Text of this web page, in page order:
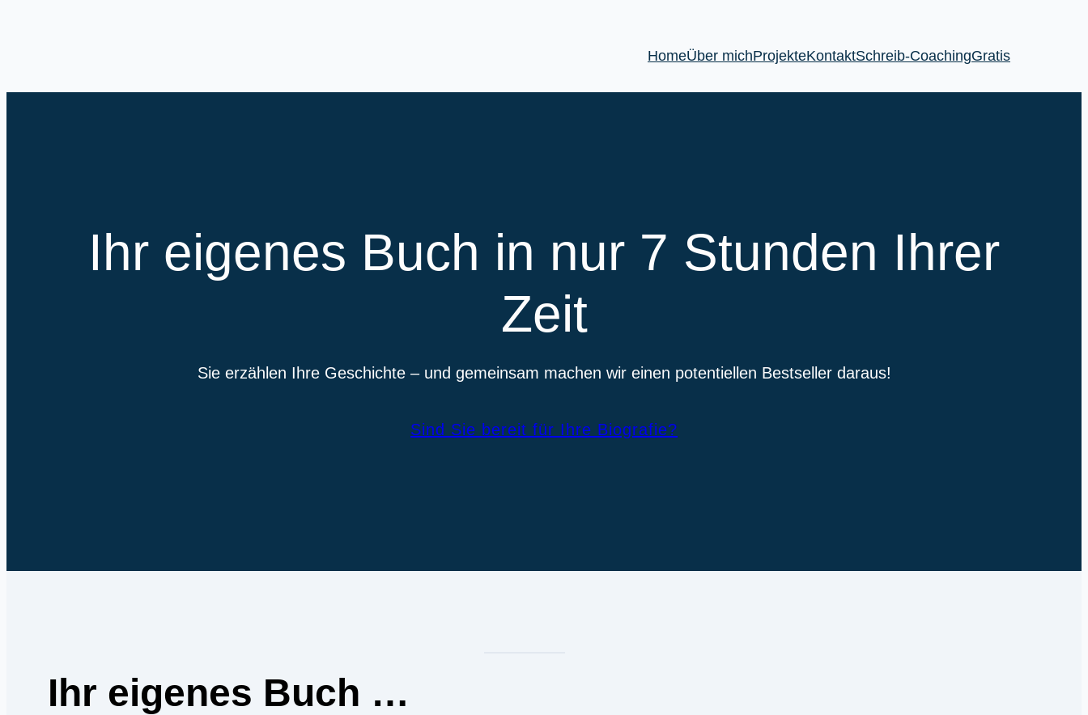
HomeÜber michProjekteKontaktSchreib-CoachingGratis
Ihr eigenes Buch in nur 7 Stunden Ihrer
Zeit
Sie erzählen Ihre Geschichte – und gemeinsam machen wir einen potentiellen Bestseller daraus!
Sind Sie bereit für Ihre Biografie?
Ihr eigenes Buch …